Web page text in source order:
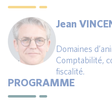
Jean
Domaines
Comptabilité,
fiscalité.
PROGRAMME